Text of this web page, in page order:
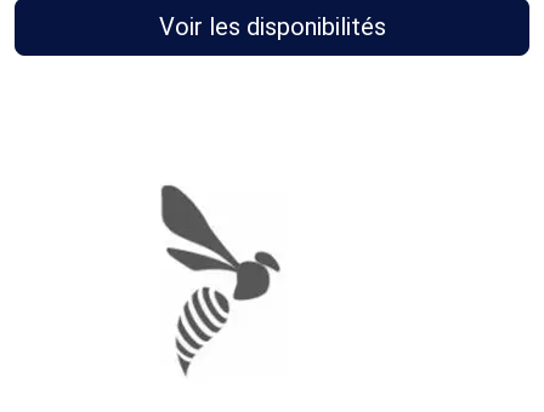
Voir les disponibilités